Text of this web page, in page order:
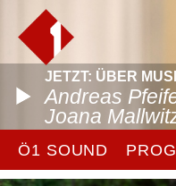
JETZT: ÜBER
Andreas
Joana
Ö1 SOUND